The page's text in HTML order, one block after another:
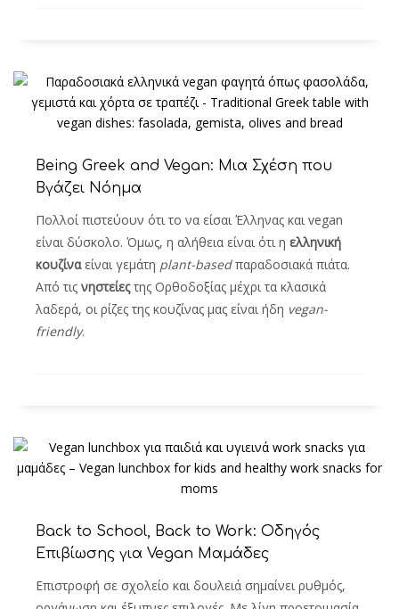
Being Greek and Vegan: Μια Σχέση που
Βγάζει Νόημα
Πολλοί πιστεύουν ότι το να είσαι Έλληνας και vegan
είναι δύσκολο. Όμως, η αλήθεια είναι ότι η ελληνική
κουζίναείναι γεμάτη plant-basedπαραδοσιακά πιάτα.
Από τις νηστείεςτης Ορθοδοξίας μέχρι τα κλασικά
λαδερά, οι ρίζες της κουζίνας μας είναι ήδη vegan-
friendly.
Back to School, Back to Work: Οδηγός
Επιβίωσης για Vegan Μαμάδες
Επιστροφή σε σχολείο και δουλειά σημαίνει ρυθμός,